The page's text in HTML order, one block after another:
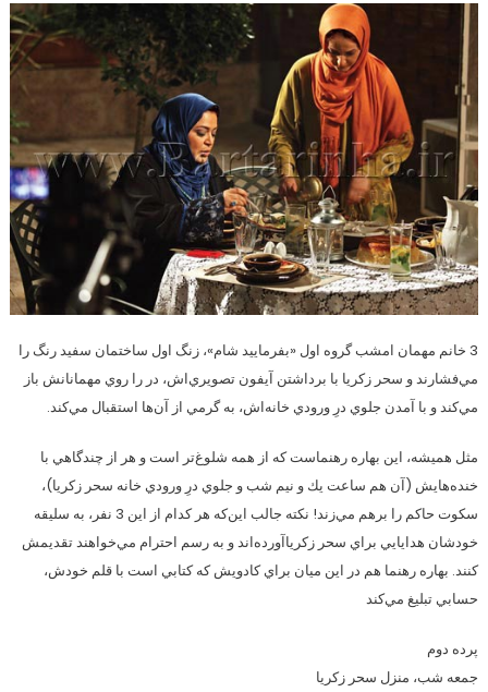
3 خانم مهمان امشب گروه اول «بفرماييد شام»، ‌زنگ اول ساختمان سفيد رنگ را
‌مي‌فشارند و سحر زكريا با برداشتن آيفون تصويري‌اش، در را روي مهمانانش باز
مي‌كند و با آمدن جلوي درِ ورودي خانه‌اش، به گرمي از آن‌ها استقبال مي‌كند.
مثل هميشه، اين بهاره رهنماست كه از همه شلوغ‌تر است و هر از چندگاهي با
خنده‌هايش (آن هم ساعت يك و نيم شب و جلوي درِ ورودي خانه سحر زكريا)،
سكوت حاكم را برهم مي‌زند! نكته جالب اين‌كه هر كدام از اين 3 نفر، به سليقه
خودشان هدايايي براي سحر زكريا‌آورده‌اند و به رسم احترام مي‌خواهند تقديمش
كنند. بهاره رهنما هم در اين ميان براي كادويش كه كتابي است با قلم خودش،
حسابي تبليغ مي‌كند
پرده دوم
جمعه شب، منزل سحر زكريا